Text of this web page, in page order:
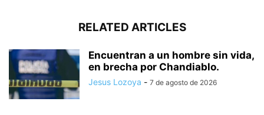
RELATED ARTICLES
Encuentran a un hombre sin vida,
en brecha por Chandiablo.
Jesus Lozoya - 7 de agosto de 2026